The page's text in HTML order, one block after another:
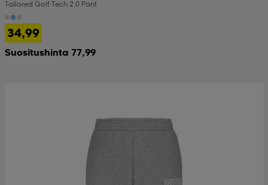
Tailored Golf Tech 2.0 Pant
34,99
Suositushinta 77,99